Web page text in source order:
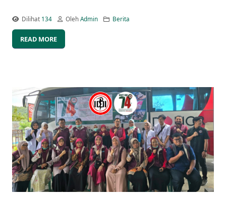
Dilihat 134 OlehAdmin Berita
READ MORE